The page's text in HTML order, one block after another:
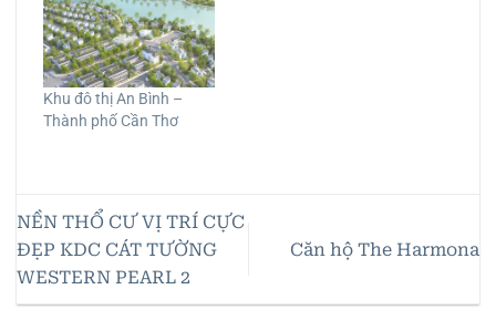
Khu đô thị An Bình –
Thành phố Cần Thơ
NỀN THỔ CƯ VỊ TRÍ CỰC
ĐẸP KDC CÁT TƯỜNG
WESTERN PEARL 2
Căn hộ The Harmona